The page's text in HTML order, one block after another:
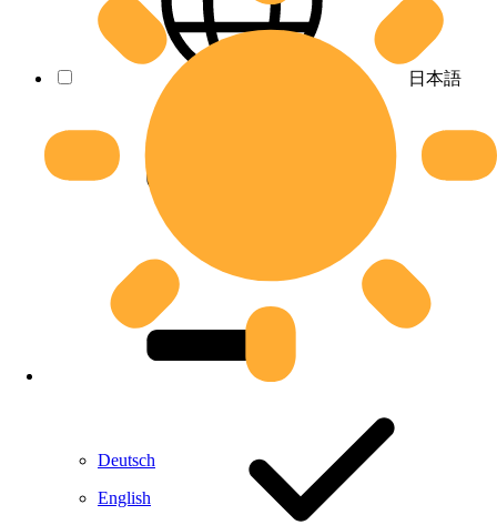
日本語
Deutsch
English